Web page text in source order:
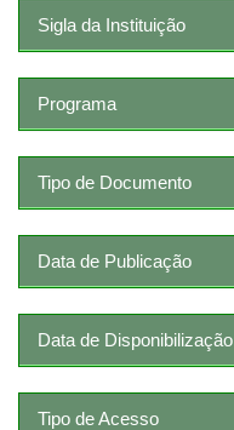
Sigla da Instituição
Programa
Tipo de Documento
Data de Publicação
Data de Disponibilização
Tipo de Acesso